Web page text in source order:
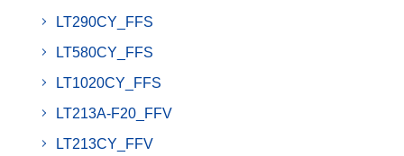
LT290CY_FFS
LT580CY_FFS
LT1020CY_FFS
LT213A-F20_FFV
LT213CY_FFV